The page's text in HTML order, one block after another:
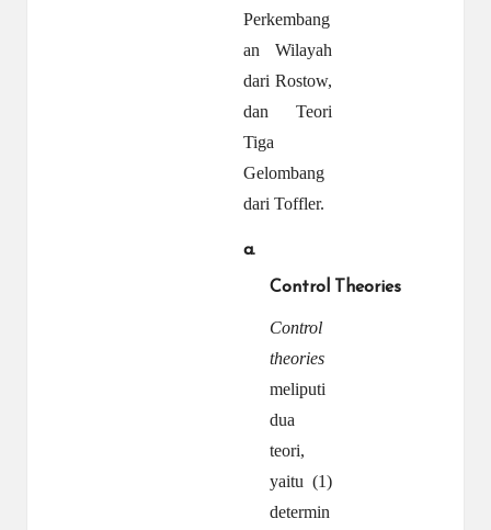
Perkembang
an Wilayah
dari Rostow,
dan Teori
Tiga
Gelombang
dari Toffler.
a.
Control Theories
Control
theories
meliputi
dua
teori,
yaitu (1)
determin